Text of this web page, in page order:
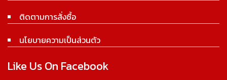
ติดตามการสั่งซื้อ
นโยบายความเป็นส่วนตัว
Like Us On Facebook